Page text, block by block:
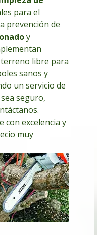
para el
prevención de
y
libre para
sanos y
un servicio de
seguro,
con excelencia y
muy